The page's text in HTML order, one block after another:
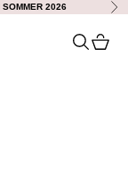
SOMMER 2026
Suche